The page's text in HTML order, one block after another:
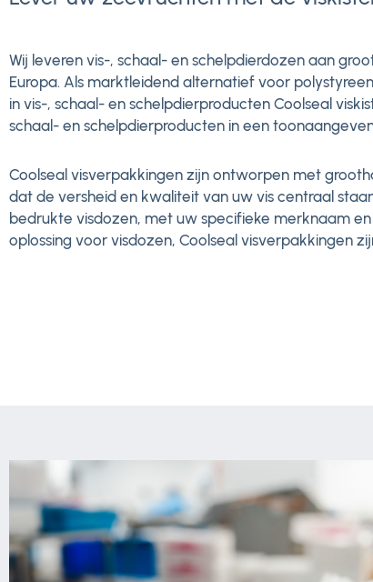
Wij leveren vis-, schaal- en schelpdierdozen aan
Europa. Als marktleidend alternatief voor
in vis-, schaal- en schelpdierproducten Coolseal
schaal- en schelpdierproducten in een
Coolseal visverpakkingen zijn ontworpen met
dat de versheid en kwaliteit van uw vis centraal
bedrukte visdozen, met uw specifieke merknaam
oplossing voor visdozen, Coolseal visverpakkingen